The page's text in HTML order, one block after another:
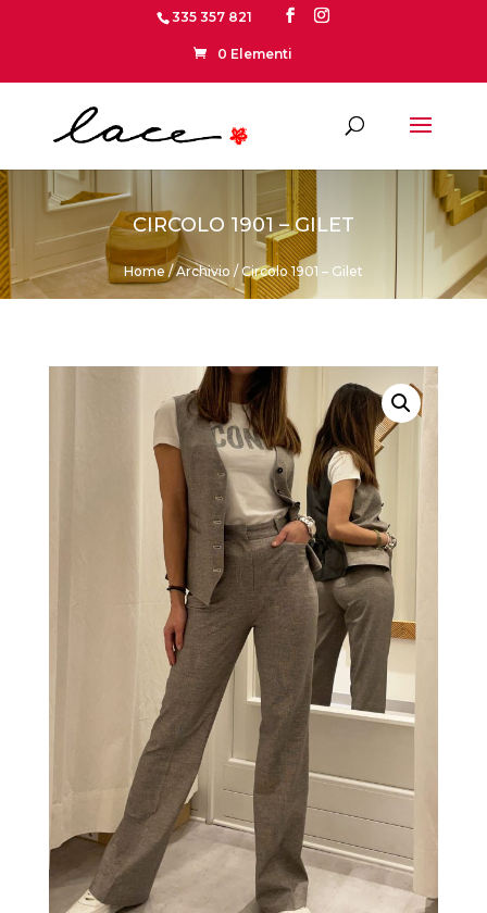
335 357 821
0 Elementi
CIRCOLO 1901 – GILET
Home /Archivio / Circolo 1901 – Gilet